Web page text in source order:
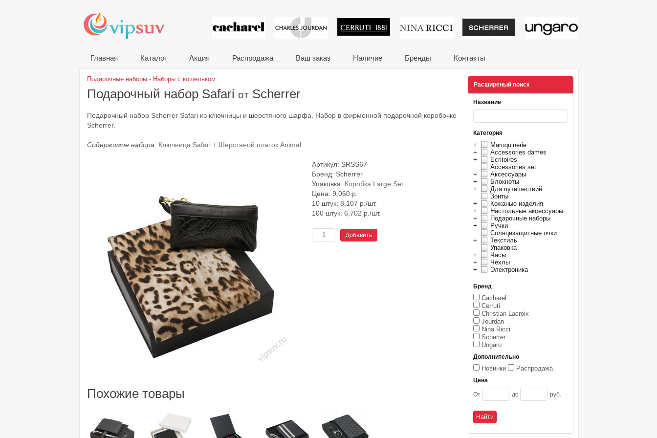
VIP сувениры и корпоративные подарки от
Главная Каталог Акция Распродажа Ваш заказ Наличие Бренды Контакты
Расширеный поиск
Название
Категория
+
Maroquinerie
+
Accessories dames
+
Ecritoires
Accessories set
+
Аксессуары
+
Блокноты
+
Для путешествий
Зонты
+
Кожаные изделия
+
Настольные аксессуары
+
Подарочные наборы
+
Ручки
Солнцезащитные очки
+
Текстиль
Упаковка
+
Часы
+
Чехлы
+
Электроника
Бренд
Cacharel
Cerruti
Christian Lacroix
Jourdan
Nina Ricci
Scherrer
Ungaro
Дополнительно
Новинки Распродажа
Цена
От до руб.
Подарочные наборы - Наборы с кошельком
Подарочный набор Safari от Scherrer
Подарочный набор Scherrer Safari из ключницы и шерстяного шарфа. Набор в фирменной подарочной коробочке
Scherrer.
Содержимое набора: Ключница Safari + Шерстяной платок Animal
Артикул: SRSS67
Бренд: Scherrer
Упаковка: Коробка Large Set
Цена: 9,060 р.
10 штук: 8,107 р./шт.
100 штук: 6,702 р./шт.
Похожие товары